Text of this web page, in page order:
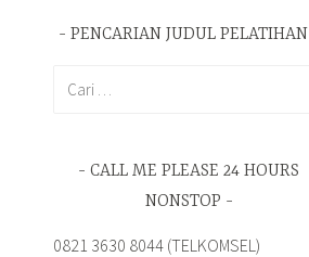
PENCARIAN JUDUL PELATIHAN
CALL ME PLEASE 24 HOURS
NONSTOP
0821 3630 8044 (TELKOMSEL)